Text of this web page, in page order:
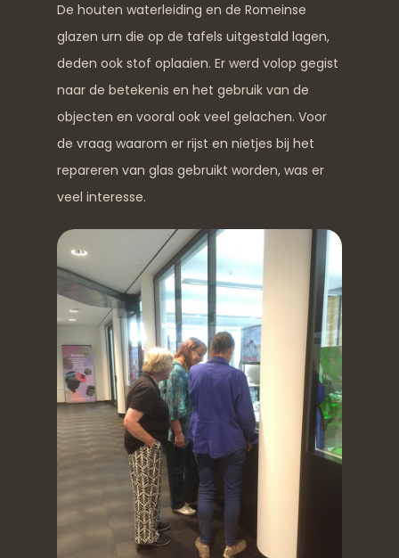
De houten waterleiding en de Romeinse
glazen urn die op de tafels uitgestald lagen,
deden ook stof oplaaien. Er werd volop gegist
naar de betekenis en het gebruik van de
objecten en vooral ook veel gelachen. Voor
de vraag waarom er rijst en nietjes bij het
repareren van glas gebruikt worden, was er
veel interesse.